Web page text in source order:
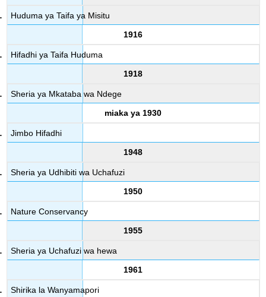
Huduma ya Taifa ya Misitu
1916
Hifadhi ya Taifa Huduma
1918
Sheria ya Mkataba wa Ndege
miaka ya 1930
Jimbo Hifadhi
1948
Sheria ya Udhibiti wa Uchafuzi
1950
Nature Conservancy
1955
Sheria ya Uchafuzi wa hewa
1961
Shirika la Wanyamapori